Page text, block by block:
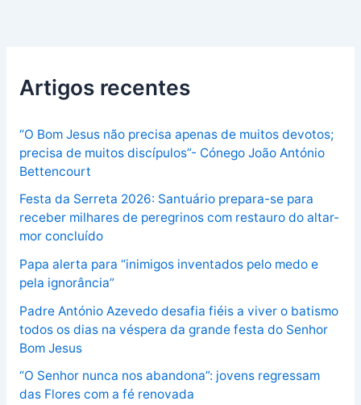
Artigos recentes
“O Bom Jesus não precisa apenas de muitos devotos;
precisa de muitos discípulos”- Cónego João António
Bettencourt
Festa da Serreta 2026: Santuário prepara-se para
receber milhares de peregrinos com restauro do altar-
mor concluído
Papa alerta para “inimigos inventados pelo medo e
pela ignorância”
Padre António Azevedo desafia fiéis a viver o batismo
todos os dias na véspera da grande festa do Senhor
Bom Jesus
“O Senhor nunca nos abandona”: jovens regressam
das Flores com a fé renovada